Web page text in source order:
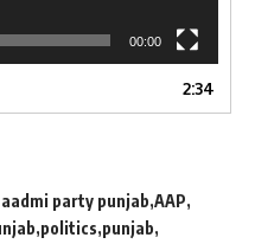
00:00
2:34
party punjab AAP
politics punjab